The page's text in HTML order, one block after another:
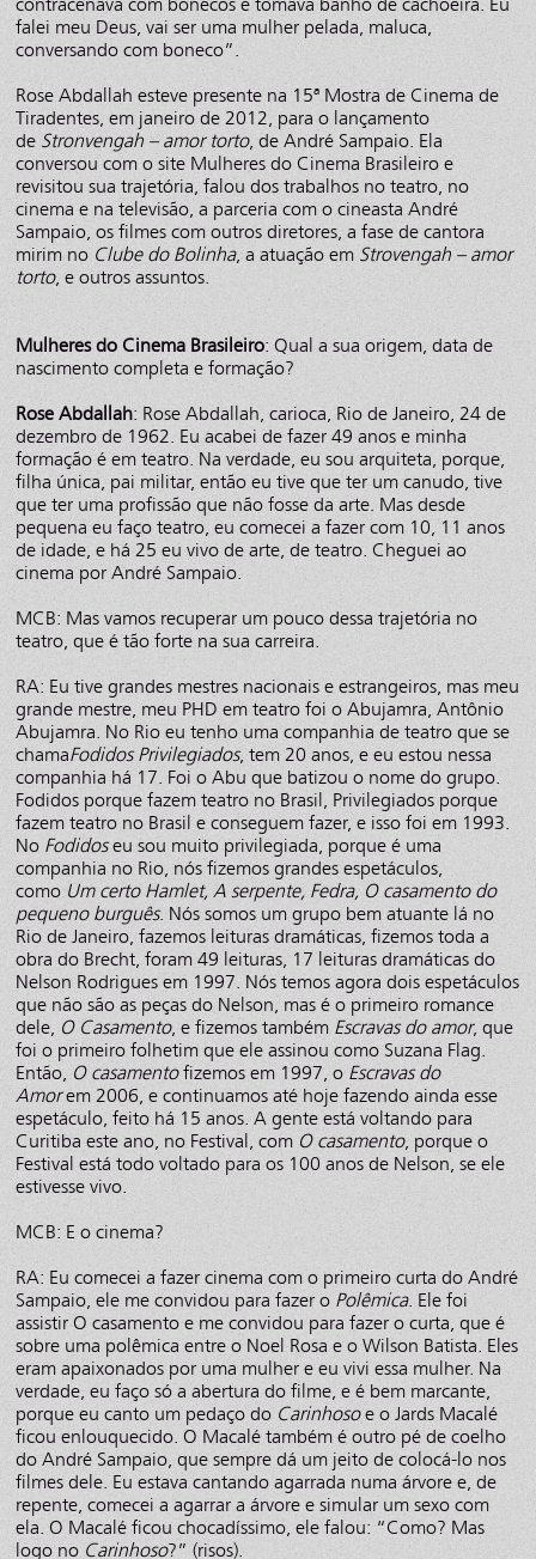
contracenava com bonecos e tomava banho de cachoeira. Eu
falei meu Deus, vai ser uma mulher pelada, maluca,
conversando com boneco”.
Rose Abdallah esteve presente na 15ª Mostra de Cinema de
Tiradentes, em janeiro de 2012, para o lançamento
de Stronvengah – amor torto, de André Sampaio. Ela
conversou com o site Mulheres do Cinema Brasileiro e
revisitou sua trajetória, falou dos trabalhos no teatro, no
cinema e na televisão, a parceria com o cineasta André
Sampaio, os filmes com outros diretores, a fase de cantora
mirim no Clube do Bolinha, a atuação em Strovengah – amor
torto, e outros assuntos.
Mulheres do Cinema Brasileiro: Qual a sua origem, data de
nascimento completa e formação?
Rose Abdallah: Rose Abdallah, carioca, Rio de Janeiro, 24 de
dezembro de 1962. Eu acabei de fazer 49 anos e minha
formação é em teatro. Na verdade, eu sou arquiteta, porque,
filha única, pai militar, então eu tive que ter um canudo, tive
que ter uma profissão que não fosse da arte. Mas desde
pequena eu faço teatro, eu comecei a fazer com 10, 11 anos
de idade, e há 25 eu vivo de arte, de teatro. Cheguei ao
cinema por André Sampaio.
MCB: Mas vamos recuperar um pouco dessa trajetória no
teatro, que é tão forte na sua carreira.
RA: Eu tive grandes mestres nacionais e estrangeiros, mas meu
grande mestre, meu PHD em teatro foi o Abujamra, Antônio
Abujamra. No Rio eu tenho uma companhia de teatro que se
chamaFodidos Privilegiados, tem 20 anos, e eu estou nessa
companhia há 17. Foi o Abu que batizou o nome do grupo.
Fodidos porque fazem teatro no Brasil, Privilegiados porque
fazem teatro no Brasil e conseguem fazer, e isso foi em 1993.
No Fodidoseu sou muito privilegiada, porque é uma
companhia no Rio, nós fizemos grandes espetáculos,
como Um certo Hamlet, A serpente, Fedra, O casamento do
pequeno burguês. Nós somos um grupo bem atuante lá no
Rio de Janeiro, fazemos leituras dramáticas, fizemos toda a
obra do Brecht, foram 49 leituras, 17 leituras dramáticas do
Nelson Rodrigues em 1997. Nós temos agora dois espetáculos
que não são as peças do Nelson, mas é o primeiro romance
dele, O Casamento, e fizemos também Escravas do amor, que
foi o primeiro folhetim que ele assinou como Suzana Flag.
Então, O casamentofizemos em 1997, o Escravas do
Amorem 2006, e continuamos até hoje fazendo ainda esse
espetáculo, feito há 15 anos. A gente está voltando para
Curitiba este ano, no Festival, com O casamento, porque o
Festival está todo voltado para os 100 anos de Nelson, se ele
estivesse vivo.
MCB: E o cinema?
RA: Eu comecei a fazer cinema com o primeiro curta do André
Sampaio, ele me convidou para fazer o Polêmica. Ele foi
assistir O casamento e me convidou para fazer o curta, que é
sobre uma polêmica entre o Noel Rosa e o Wilson Batista. Eles
eram apaixonados por uma mulher e eu vivi essa mulher. Na
verdade, eu faço só a abertura do filme, e é bem marcante,
porque eu canto um pedaço do Carinhosoe o Jards Macalé
ficou enlouquecido. O Macalé também é outro pé de coelho
do André Sampaio, que sempre dá um jeito de colocá-lo nos
filmes dele. Eu estava cantando agarrada numa árvore e, de
repente, comecei a agarrar a árvore e simular um sexo com
ela. O Macalé ficou chocadíssimo, ele falou: “Como? Mas
logo no Carinhoso?” (risos).